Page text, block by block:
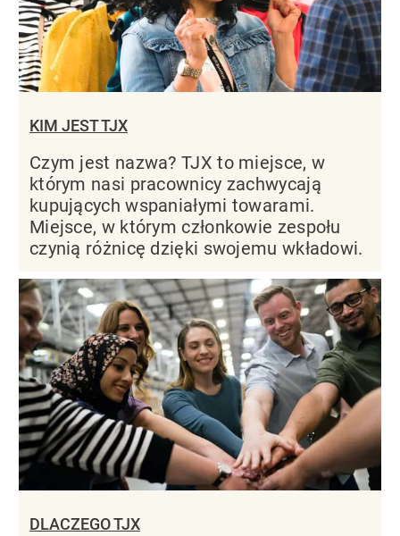
KIM JEST TJX
Czym jest nazwa? TJX to miejsce, w
którym nasi pracownicy zachwycają
kupujących wspaniałymi towarami.
Miejsce, w którym członkowie zespołu
czynią różnicę dzięki swojemu wkładowi.
DLACZEGO TJX